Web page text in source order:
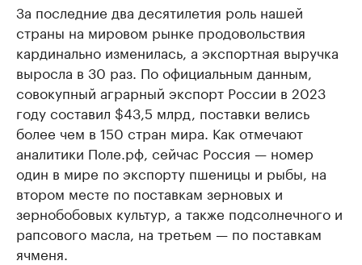
За последние два десятилетия роль нашей
страны на мировом рынке продовольствия
кардинально изменилась, а экспортная выручка
выросла в 30 раз. По официальным данным,
совокупный аграрный экспорт России в 2023
году составил $43,5 млрд, поставки велись
более чем в 150 стран мира. Как отмечают
аналитики Поле.рф, сейчас Россия — номер
один в мире по экспорту пшеницы и рыбы, на
втором месте по поставкам зерновых и
зернобобовых культур, а также подсолнечного и
рапсового масла, на третьем — по поставкам
ячменя.